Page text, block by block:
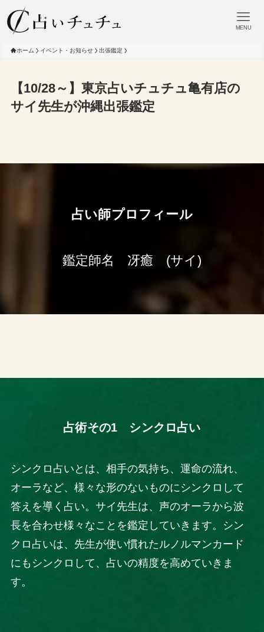
MENU
ホーム イベント・お知らせ 出張鑑定
【10/28～】東京占いチュチュ亀有店の
サイ先生が沖縄出張鑑定
占い師プロフィール
鑑定師名 冴癒 (サイ)
占術その1 シンクロ占い
シンクロ占いとは、相手の気持ち、運命の流れ、
オーラなど、様々な形のないものにシンクロして
答えを導く占い。サイ先生は、声のオーラから波
長を合わせ様々なことを鑑定していきます。シン
クロ占いは、先生が使い慣れたルノルマンカード
にもシンクロして、占いの精度を高めていきま
す。